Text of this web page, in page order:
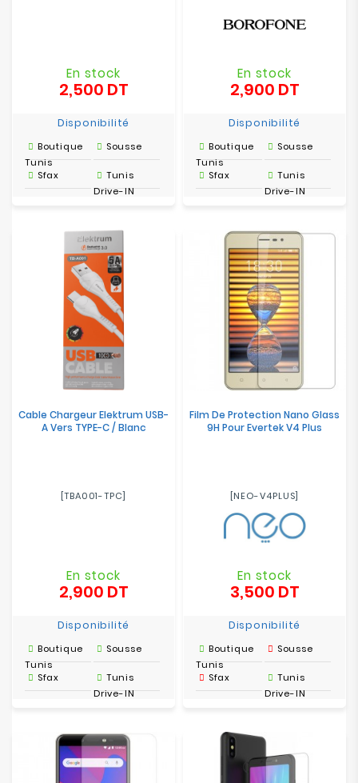
En stock
2,500 DTPrix
Disponibilité
Boutique
Tunis
Sousse
Sfax
Tunis
Drive-IN
En stock
2,900 DTPrix
Disponibilité
Boutique
Tunis
Sousse
Sfax
Tunis
Drive-IN
Cable Chargeur Elektrum USB-
A Vers TYPE-C / Blanc
[TBA001-TPC]
En stock
2,900 DTPrix
Disponibilité
Boutique
Tunis
Sousse
Sfax
Tunis
Drive-IN
Film De Protection Nano Glass
9H Pour Evertek V4 Plus
[NEO-V4PLUS]
En stock
3,500 DTPrix
Disponibilité
Boutique
Tunis
Sousse
Sfax
Tunis
Drive-IN